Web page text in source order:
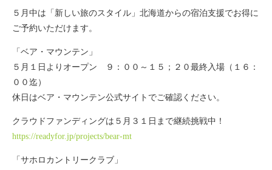
５月中は「新しい旅のスタイル」北海道からの宿泊支援でお得に
ご予約いただけます。
「ベア・マウンテン」
５月１日よりオープン ９：００～１５；２０最終入場（１６：
００迄）
休日はベア・マウンテン公式サイトでご確認ください。
クラウドファンディングは５月３１日まで継続挑戦中！
https://readyfor.jp/projects/bear-mt
「サホロカントリークラブ」